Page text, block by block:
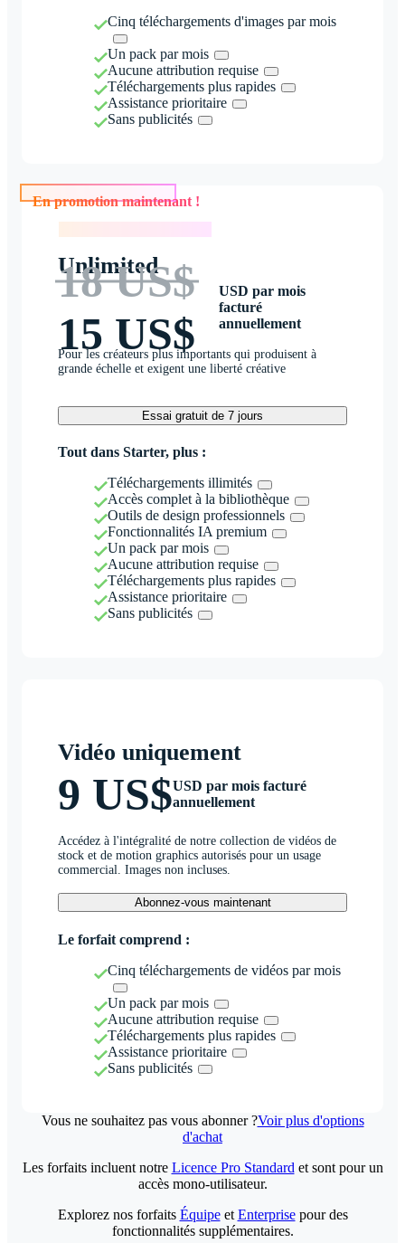
Cinq téléchargements d'images par mois
Un pack par mois
Aucune attribution requise
Téléchargements plus rapides
Assistance prioritaire
Sans publicités
En promotion maintenant !
Unlimited
18 US$
15 US$
USD par mois
facturé
annuellement
Pour les créateurs plus importants qui produisent à
grande échelle et exigent une liberté créative
Essai gratuit de 7 jours
Tout dans Starter, plus :
Téléchargements illimités
Accès complet à la bibliothèque
Outils de design professionnels
Fonctionnalités IA premium
Un pack par mois
Aucune attribution requise
Téléchargements plus rapides
Assistance prioritaire
Sans publicités
Vidéo uniquement
9 US$USD par mois facturé
annuellement
Accédez à l'intégralité de notre collection de vidéos de
stock et de motion graphics autorisés pour un usage
commercial. Images non incluses.
Abonnez-vous maintenant
Le forfait comprend :
Cinq téléchargements de vidéos par mois
Un pack par mois
Aucune attribution requise
Téléchargements plus rapides
Assistance prioritaire
Sans publicités
Vous ne souhaitez pas vous abonner ?Voir plus d'options
d'achat
Les forfaits incluent notre Licence Pro Standard et sont pour un
accès mono-utilisateur.
Explorez nos forfaits Équipeet Enterprisepour des
fonctionnalités supplémentaires.